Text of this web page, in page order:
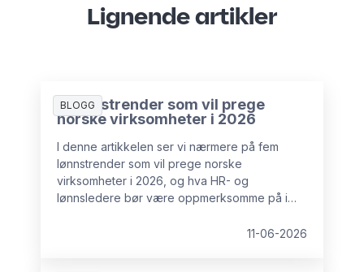
Lignende artikler
BLOGG
5 lønnstrender som vil prege
norske virksomheter i 2026
I denne artikkelen ser vi nærmere på fem
lønnstrender som vil prege norske
virksomheter i 2026, og hva HR- og
lønnsledere bør være oppmerksomme på i
11-06-2026